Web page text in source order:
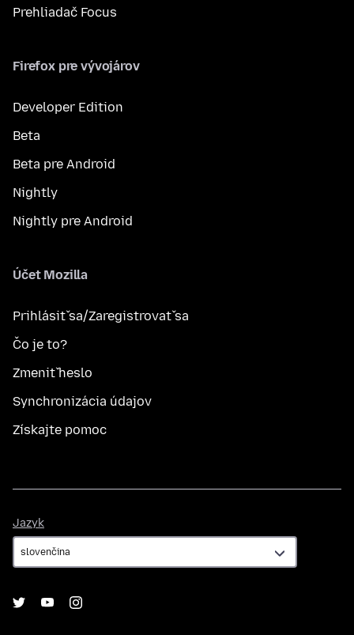
Prehliadač Focus
Firefox pre vývojárov
Developer Edition
Beta
Beta pre Android
Nightly
Nightly pre Android
Účet Mozilla
Prihlásiť sa/Zaregistrovať sa
Čo je to?
Zmeniť heslo
Synchronizácia údajov
Získajte pomoc
Jazyk